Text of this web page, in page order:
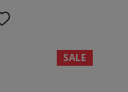
SALE